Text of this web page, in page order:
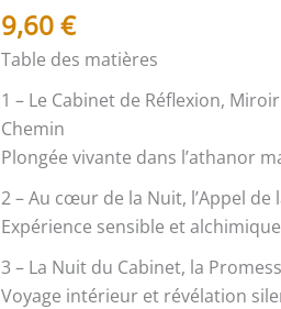
9,60€
Table des matières
1 – Le Cabinet de Réflexion,
Chemin
Plongée vivante dans l’athanor
2 – Au cœur de la Nuit, l’Appel de
Expérience sensible et
3 – La Nuit du Cabinet, la
Voyage intérieur et révélation
symboles
du
de
REFLEXION
-
Recueil